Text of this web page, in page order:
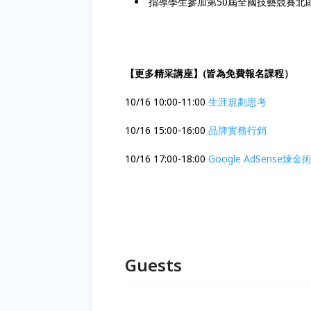
【更多精采講座】(皆為免費報名課程）
10/16 10:00-11:00 生涯規劃思考
10/16 15:00-16:00 品牌實務行銷
10/16 17:00-18:00 Google AdSense煉金術
Guests